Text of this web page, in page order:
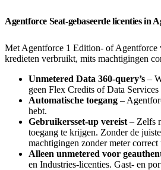
Agentforce Seat-gebaseerde licenties in
Met Agentforce 1 Edition- of Agentforce
kredieten verbruikt, mits machtigingen
Unmetered Data 360-query’s –
geen Flex Credits of Data Services
Automatische toegang –
hebt.
Gebruikersset-up vereist – Zelfs
toegang te krijgen. Zonder de
machtigingen zonder meter correct
Alleen unmetered voor
en Industries-licenties. Gast- en